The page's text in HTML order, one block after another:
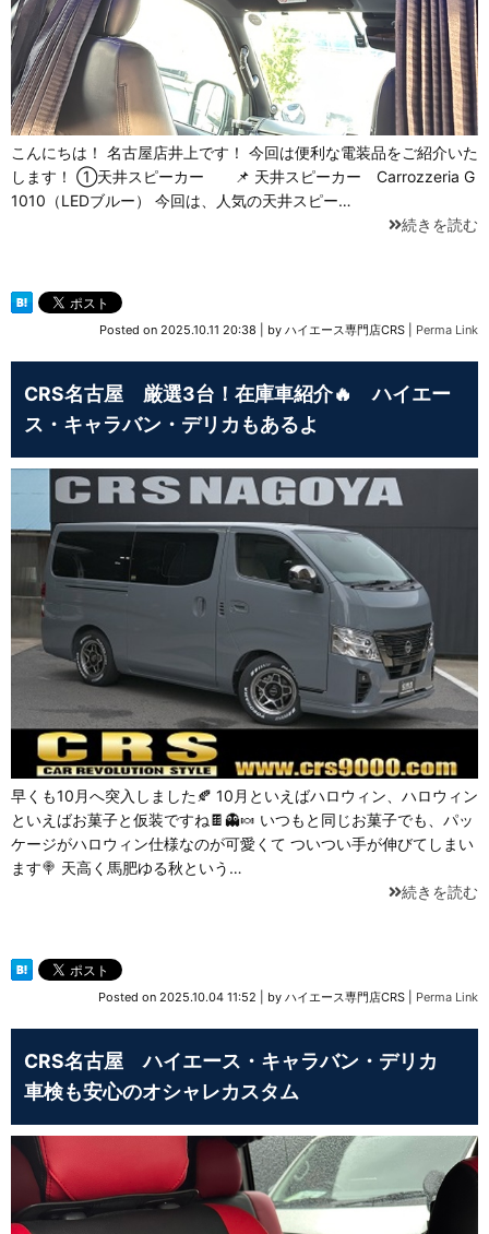
こんにちは！ 名古屋店井上です！ 今回は便利な電装品をご紹介いた
します！ ①天井スピーカー 📌 天井スピーカー Carrozzeria G
1010（LEDブルー） 今回は、人気の天井スピー…
続きを読む
Posted on 2025.10.11 20:38 by ハイエース専門店CRS Perma Link
CRS名古屋 厳選3台！在庫車紹介🔥 ハイエー
ス・キャラバン・デリカもあるよ
早くも10月へ突入しました🍂 10月といえばハロウィン、ハロウィン
といえばお菓子と仮装ですね🍫👻🍬 いつもと同じお菓子でも、パッ
ケージがハロウィン仕様なのが可愛くて ついつい手が伸びてしまい
ます🍭 天高く馬肥ゆる秋という…
続きを読む
Posted on 2025.10.04 11:52 by ハイエース専門店CRS Perma Link
CRS名古屋 ハイエース・キャラバン・デリカ
車検も安心のオシャレカスタム